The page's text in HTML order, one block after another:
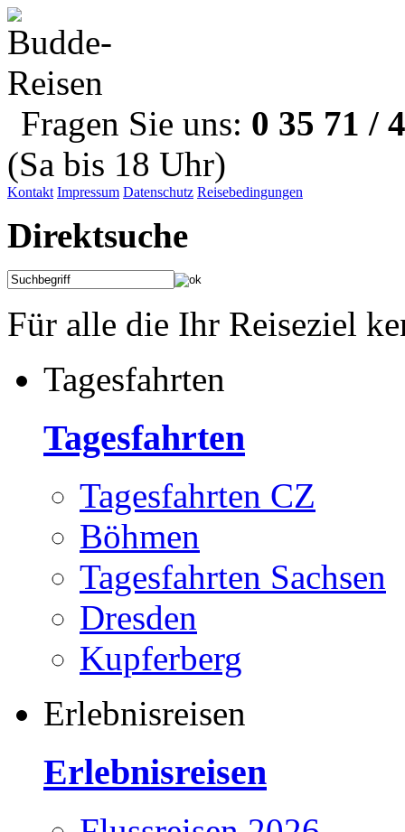
Fragen Sie uns: 0 35 71 /
(Sa bis 18 Uhr)
Kontakt Impressum Datenschutz Reisebedingungen
Direktsuche
Für alle die Ihr Reiseziel
Tagesfahrten
Tagesfahrten
Tagesfahrten CZ
Böhmen
Tagesfahrten Sachsen
Dresden
Kupferberg
Erlebnisreisen
Erlebnisreisen